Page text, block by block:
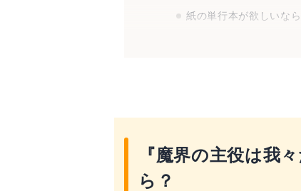
紙の単行本が欲しいな
『魔界の主役は我
ら？